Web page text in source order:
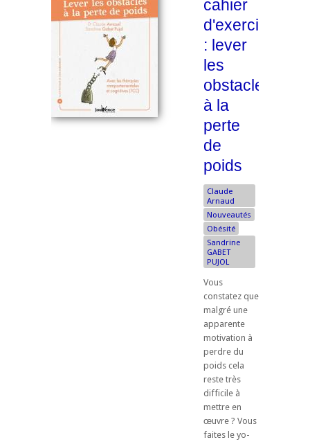
cahier
d'exercices
: lever
les
obstacles
à la
perte
de
poids
Claude
Arnaud
Nouveautés
Obésité
Sandrine
GABET
PUJOL
Vous
constatez que
malgré une
apparente
motivation à
perdre du
poids cela
reste très
difficile à
mettre en
œuvre ? Vous
faites le yo-